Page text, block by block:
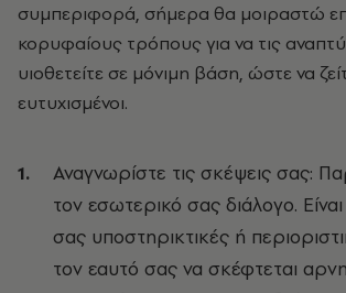
συμπεριφορά, σήμερα θα μοιραστώ
κορυφαίους τρόπους για να τις
υιοθετείτε σε μόνιμη βάση, ώστε να
ευτυχισμένοι.
Αναγνωρίστε τις σκέψεις σας:
τον εσωτερικό σας διάλογο.
σας υποστηρικτικές ή
τον εαυτό σας να σκέφτεται